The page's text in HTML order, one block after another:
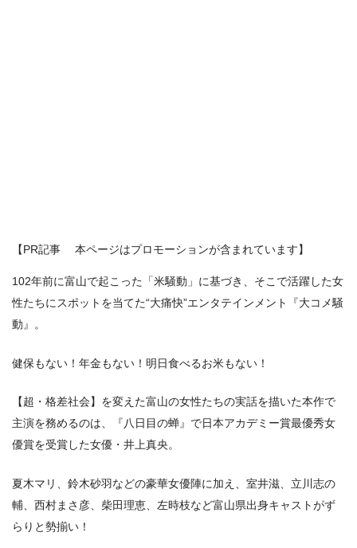
【PR記事 本ページはプロモーションが含まれています】
102年前に富山で起こった「米騒動」に基づき、そこで活躍した女
性たちにスポットを当てた“大痛快”エンタテインメント『大コメ騒
動』。
健保もない！年金もない！明日食べるお米もない！
【超・格差社会】を変えた富山の女性たちの実話を描いた本作で
主演を務めるのは、『八日目の蝉』で日本アカデミー賞最優秀女
優賞を受賞した女優・井上真央。
夏木マリ、鈴木砂羽などの豪華女優陣に加え、室井滋、立川志の
輔、西村まさ彦、柴田理恵、左時枝など富山県出身キャストがず
らりと勢揃い！